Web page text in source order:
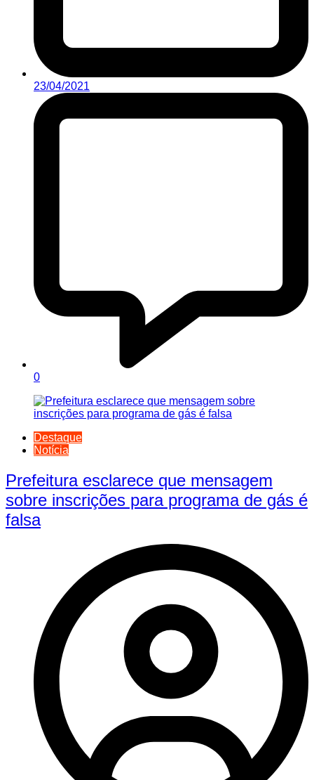
23/04/2021
0
Destaque
Notícia
Prefeitura esclarece que mensagem
sobre inscrições para programa de gás é
falsa